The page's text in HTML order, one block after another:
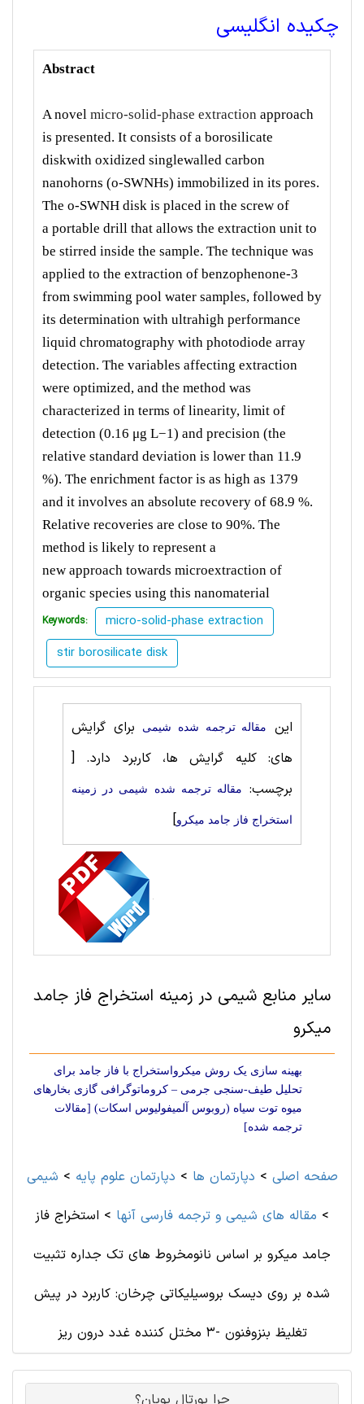
چکیده انگلیسی
Abstract
A novel micro-solid-phase extraction approach
is presented. It consists of a borosilicate
diskwith oxidized singlewalled carbon
nanohorns (o-SWNHs) immobilized in its pores.
The o-SWNH disk is placed in the screw of
a portable drill that allows the extraction unit to
be stirred inside the sample. The technique was
applied to the extraction of benzophenone-3
from swimming pool water samples, followed by
its determination with ultrahigh performance
liquid chromatography with photodiode array
detection. The variables affecting extraction
were optimized, and the method was
characterized in terms of linearity, limit of
detection (0.16 μg L−1) and precision (the
relative standard deviation is lower than 11.9
%). The enrichment factor is as high as 1379
and it involves an absolute recovery of 68.9 %.
Relative recoveries are close to 90%. The
method is likely to represent a
new approach towards microextraction of
organic species using this nanomaterial
Keywords:
micro-solid-phase extraction
stir borosilicate disk
این مقاله ترجمه شده شيمی
برای گرایش
های: کلیه گرایش ها، کاربرد دارد. [
برچسب:
مقاله ترجمه شده شيمی در زمینه
استخراج فاز جامد میکرو]
سایر منابع شيمی در زمینه استخراج فاز جامد
میکرو
بهینه سازی یک روش میکرواستخراج با فاز جامد برای
تحلیل طیف-سنجی جرمی – کروماتوگرافی گازی بخارهای
میوه توت سیاه (روبوس آلمیفولیوس اسکات) [مقالات
ترجمه شده]
صفحه اصلی > دپارتمان ها > دپارتمان علوم پايه > شيمی
> مقاله های شيمی و ترجمه فارسی آنها > استخراج فاز
جامد میکرو بر اساس نانومخروط های تک جداره تثبیت
شده بر روی دیسک بروسیلیکاتی چرخان: کاربرد در پیش
تغلیظ بنزوفنون -3 مختل کننده غدد درون ریز
چرا پورتال پویان؟